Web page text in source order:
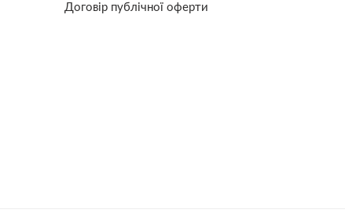
Договір публічної оферти